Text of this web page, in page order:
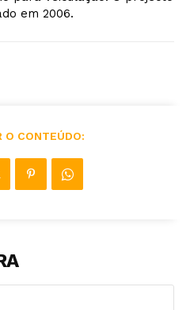
em 2006.
O CONTEÚDO: